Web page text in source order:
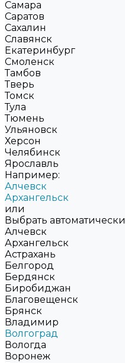
Самара
Саратов
Сахалин
Славянск
Екатеринбург
Смоленск
Тамбов
Тверь
Томск
Тула
Тюмень
Ульяновск
Херсон
Челябинск
Ярославль
Например:
Алчевск
Архангельск
или
Выбрать автоматически
Алчевск
Архангельск
Астрахань
Белгород
Бердянск
Биробиджан
Благовещенск
Брянск
Владимир
Волгоград
Вологда
Воронеж